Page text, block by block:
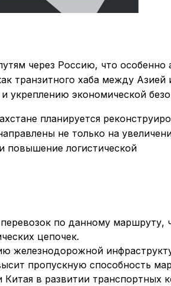
через Россию, что особенно
транзитного хаба между Азией
укреплению экономической
планируется
не только на
повышение логистической
по данному маршруту,
цепочек.
железнодорожной
пропускную способность
Китая в развитии транспортных